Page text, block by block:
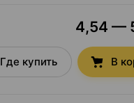
4,54 —
Где купить В